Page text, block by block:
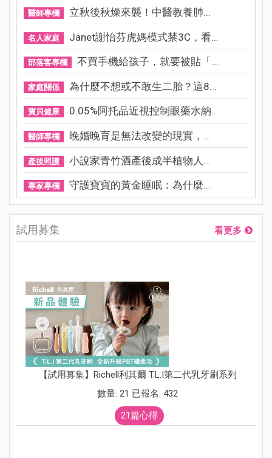
醫師專欄 立秋後秋燥來襲！中醫教養肺...
名人家庭 Janet謝怡芬虎媽模式禁3C，看...
部落客專欄 不買手機給孩子，就要被貼「...
家庭關係 為什麼不想或不敢生二胎？這8...
寶貝健康 0.05%阿托品近視控制眼藥水納...
醫師專欄 晚婚晚育是無法改變的現實，...
產後照護 小說家青竹酒產後成半植物人...
專家專欄 守護寶寶的黃金睡眠：為什麼...
試用募集 看更多
【試用募集】Richell利其爾 T.L.I第二代乳牙刷系列
數量: 21 已報名: 432
21篇心得